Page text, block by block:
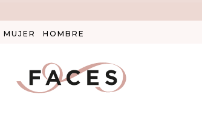
MUJER HOMBRE